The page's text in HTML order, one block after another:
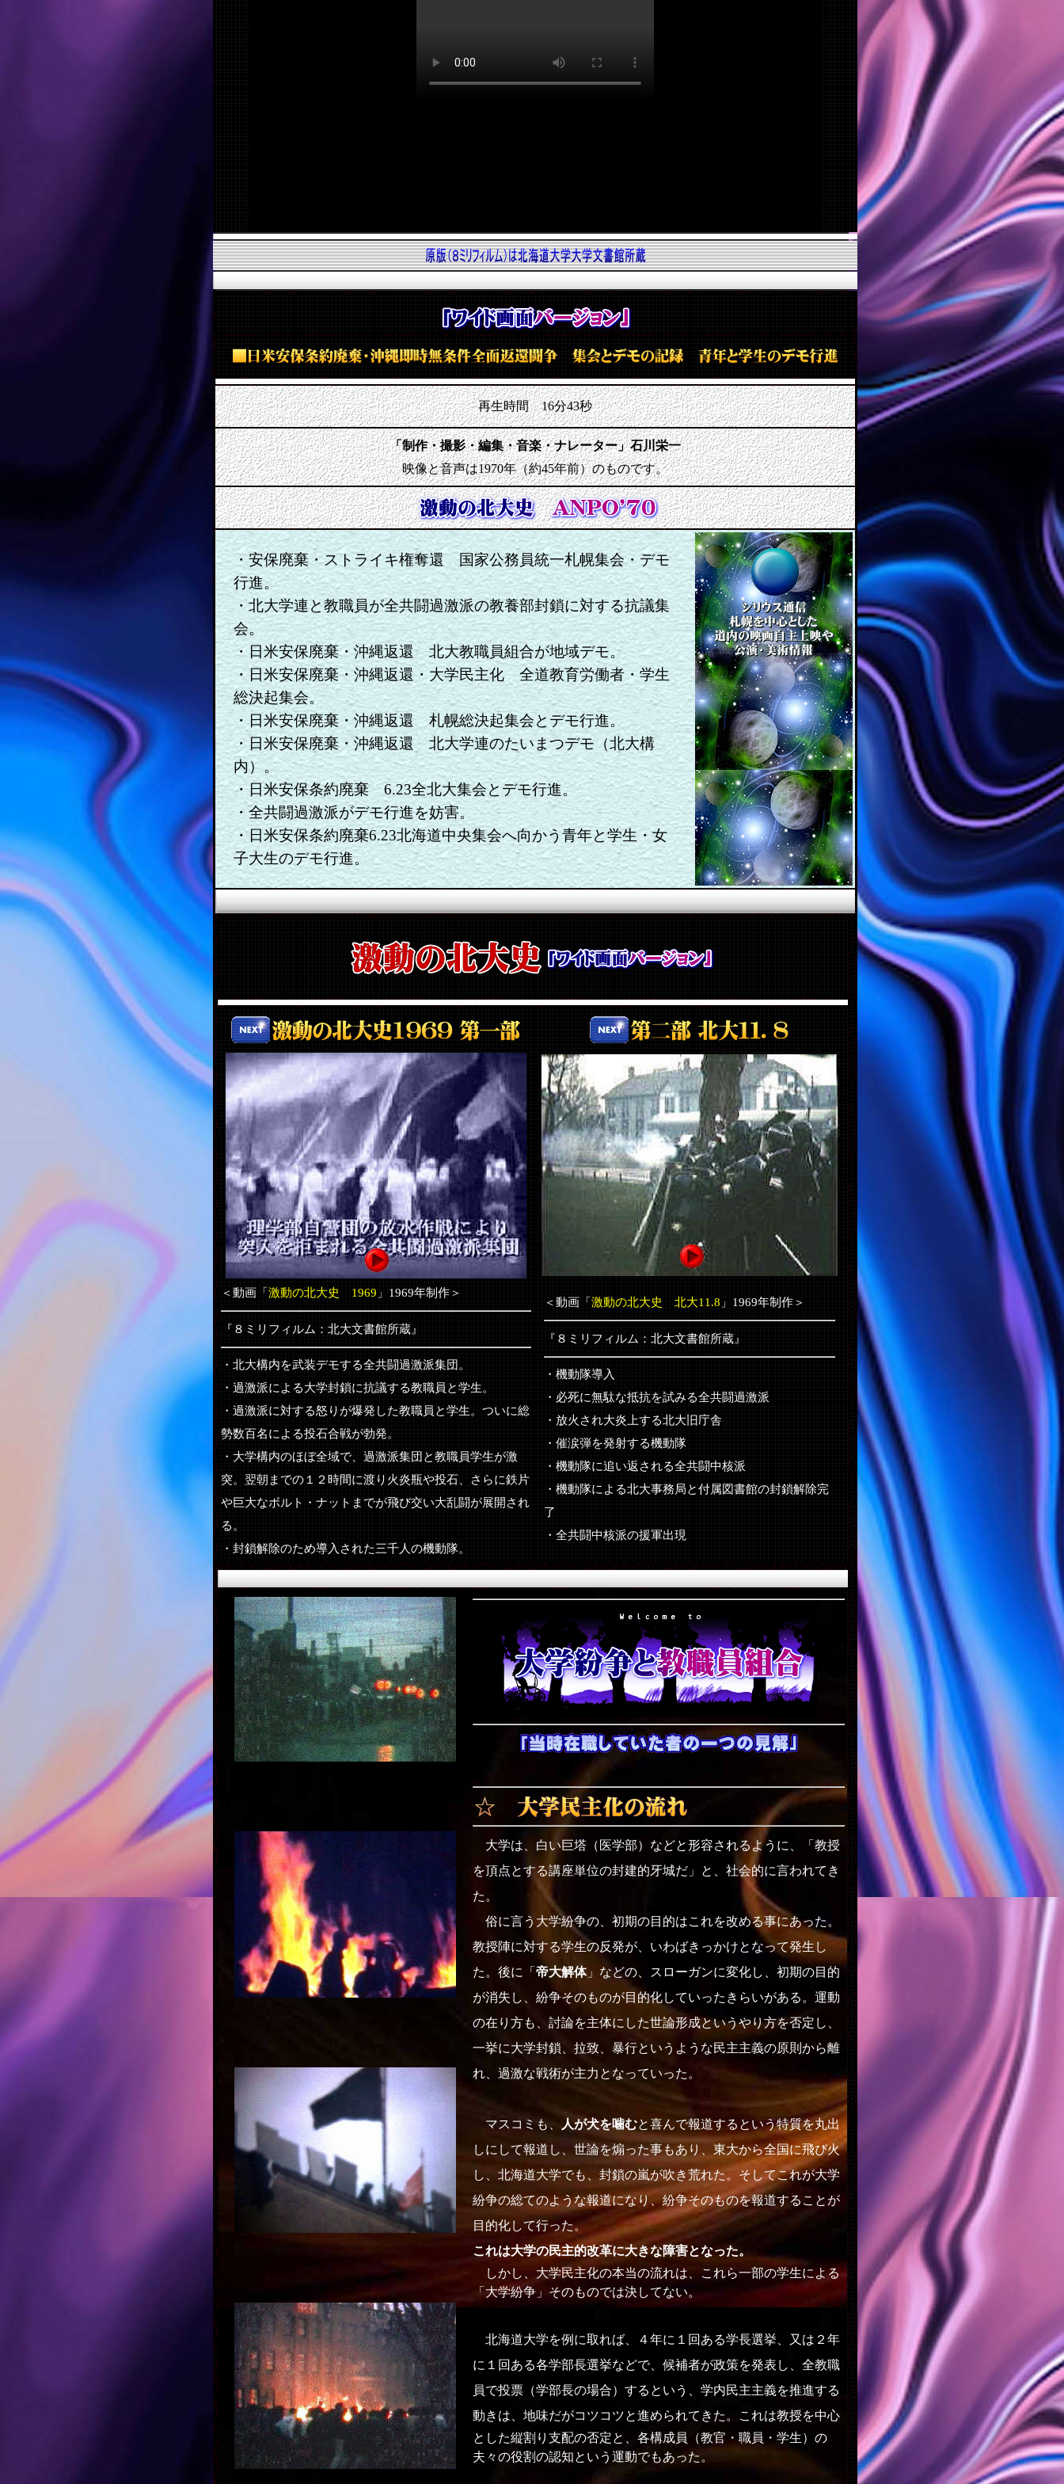
再生時間 16分43秒
「制作・撮影・編集・音楽・ナレーター」石川栄一
映像と音声は1970年（約45年前）のものです。
・安保廃棄・ストライキ権奪還 国家公務員統一札幌集会・デモ
行進。
・北大学連と教職員が全共闘過激派の教養部封鎖に対する抗議集
会。
・日米安保廃棄・沖縄返還 北大教職員組合が地域デモ。
・日米安保廃棄・沖縄返還・大学民主化 全道教育労働者・学生
総決起集会。
・日米安保廃棄・沖縄返還 札幌総決起集会とデモ行進。
・日米安保廃棄・沖縄返還 北大学連のたいまつデモ（北大構
内）。
・日米安保条約廃棄 6.23全北大集会とデモ行進。
・全共闘過激派がデモ行進を妨害。
・日米安保条約廃棄6.23北海道中央集会へ向かう青年と学生・女
子大生のデモ行進。
＜動画「 激動の北大史 1969 」1969年制作＞
『８ミリフィルム：北大文書館所蔵』
・北大構内を武装デモする全共闘過激派集団。
・過激派による大学封鎖に抗議する教職員と学生。
・過激派に対する怒りが爆発した教職員と学生。ついに総
勢数百名による投石合戦が勃発。
・大学構内のほぼ全域で、過激派集団と教職員学生が激
突。翌朝までの１２時間に渡り火炎瓶や投石、さらに鉄片
や巨大なボルト・ナットまでが飛び交い大乱闘が展開され
る。
・封鎖解除のため導入された三千人の機動隊。
＜動画「 激動の北大史 北大11.8 」1969年制作＞
『８ミリフィルム：北大文書館所蔵』
・ 機動隊導入
・必死に無駄な抵抗を試みる全共闘過激派
・放火され大炎上する北大旧庁舎
・催涙弾を発射する機動隊
・機動隊に追い返される全共闘中核派
・機動隊による北大事務局と付属図書館の封鎖解除完
了
・ 全共闘中核派の援軍出現
大学は、白い巨塔（医学部）などと形容されるように、「教授
を頂点とする講座単位の封建的牙城だ」と、社会的に言われてき
た。
俗に言う大学紛争の、初期の目的はこれを改める事にあった。
教授陣に対する学生の反発が、いわばきっかけとなって発生し
た。後に「 帝大解体」などの、スローガンに変化し、初期の目的
が消失し、紛争そのものが目的化していったきらいがある。運動
の在り方も、討論を主体にした世論形成というやり方を否定し、
一挙に大学封鎖、拉致、暴行というような民主主義の原則から離
れ、過激な戦術が主力となっていった。
マスコミも、 人が犬を噛むと喜んで報道するという特質を丸出
しにして報道し、世論を煽った事もあり、東大から全国に飛び火
し、北海道大学でも、封鎖の嵐が吹き荒れた。そしてこれが大学
紛争の総てのような報道になり、紛争そのものを報道することが
目的化して行った。
これは大学の民主的改革に大きな障害となった。
しかし、大学民主化の本当の流れは、これら一部の学生による
「大学紛争」そのものでは決してない。
北海道大学を例に取れば、４年に１回ある学長選挙、又は２年
に１回ある各学部長選挙などで、候補者が政策を発表し、全教職
員で投票（学部長の場合）するという、学内民主主義を推進する
動きは、地味だがコツコツと進められてきた。
これは教授を中心
とした縦割り支配の否定と、各構成員（教官・職員・学生）の
夫々の役割の認知という運動でもあった。